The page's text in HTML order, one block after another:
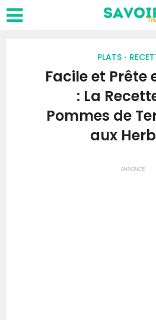
PLATS •
Facile et Prête
: La
Pommes de
aux
ANNONCE